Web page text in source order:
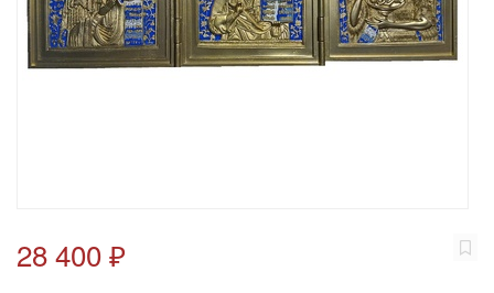
28 400 ₽